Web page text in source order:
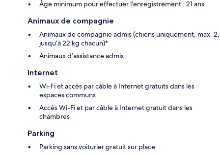
Âge minimum pour effectuer l'enregistrement : 21 ans
Animaux de compagnie
Animaux de compagnie admis (chiens uniquement, max. 2,
jusqu’à 22 kg chacun)*
Animaux d’assistance admis
Internet
Wi-Fi et accès par câble à Internet gratuits dans les
espaces communs
Accès Wi-Fi et par câble à Internet gratuit dans les
chambres
Parking
Parking sans voiturier gratuit sur place